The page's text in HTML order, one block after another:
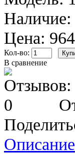
Наличие:
Цена:
Кол-во:
В сравнение
Описание